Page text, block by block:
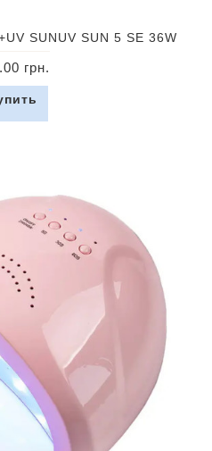
SUNUV SUN 5 SE 36W
грн.